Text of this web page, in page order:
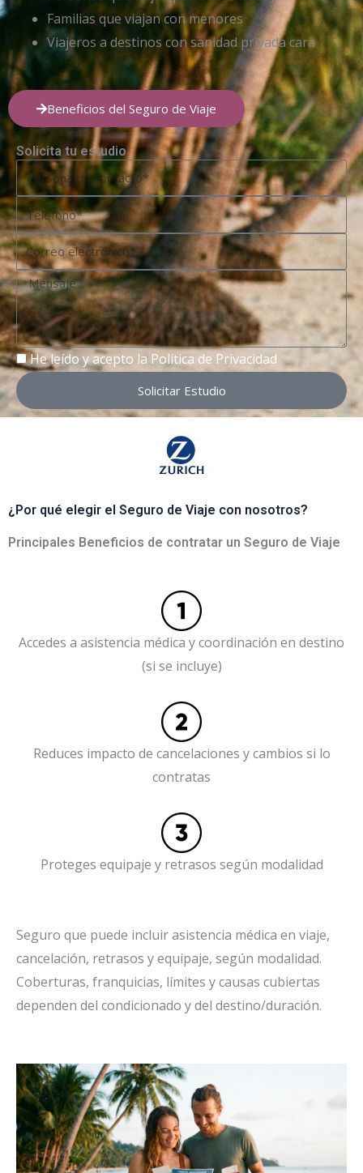
Familias que viajan con menores
Viajeros a destinos con sanidad privada cara
Beneficios del Seguro de Viaje
Solicita tu estudio
Nombre
Teléfono
Correo
electrónico
Mensaje
RGPD
He leído y acepto la Política de Privacidad
Solicitar Estudio
¿Por qué elegir el Seguro de Viaje con nosotros?
Principales Beneficios de contratar un Seguro de Viaje
Accedes a asistencia médica y coordinación en destino
(si se incluye)
Reduces impacto de cancelaciones y cambios si lo
contratas
Proteges equipaje y retrasos según modalidad
Seguro que puede incluir asistencia médica en viaje,
cancelación, retrasos y equipaje, según modalidad.
Coberturas, franquicias, límites y causas cubiertas
dependen del condicionado y del destino/duración.